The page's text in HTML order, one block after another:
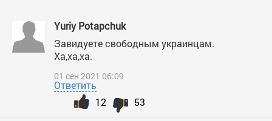
Yuriy Potapchuk
Завидуете свободным украинцам.
Ха,ха,ха.
01 сен 2021 06:09
Ответить
53
12